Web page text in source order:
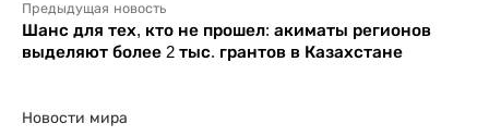
Предыдущая новость
Шанс для тех, кто не прошел: акиматы регионов
выделяют более 2 тыс. грантов в Казахстане
Новости мира